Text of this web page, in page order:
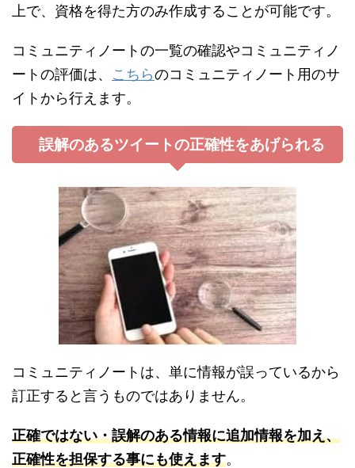
上で、資格を得た方のみ作成することが可能です。
コミュニティノートの一覧の確認やコミュニティノ
ートの評価は、 こちらのコミュニティノート用のサ
イトから行えます。
誤解のあるツイートの正確性をあげられる
コミュニティノートは、単に情報が誤っているから
訂正すると言うものではありません。
正確ではない・誤解のある情報に追加情報を加え、
正確性を担保する事にも使えます。